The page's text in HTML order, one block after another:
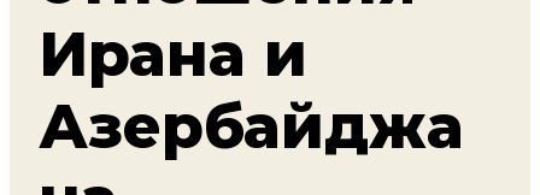
Ирана и
Азербайджа